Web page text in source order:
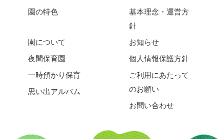
園の特色
基本理念・運営方
針
園について
夜間保育園
一時預かり保育
思い出アルバム
お知らせ
個人情報保護方針
ご利用にあたって
のお願い
お問い合わせ